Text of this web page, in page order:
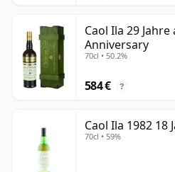
Caol Ila 29
Anniversary
70cl • 50.2%
584 € ?
Caol Ila 1982 18
70cl • 59%